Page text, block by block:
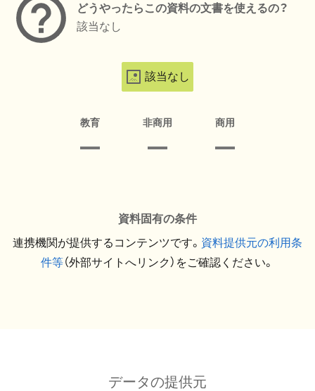
どうやったらこの資料の文書を使えるの？
該当なし
該当なし
教育 非商用 商用
資料固有の条件
連携機関が提供するコンテンツです。 資料提供元の利用条
件等（外部サイトへリンク）をご確認ください。
データの提供元